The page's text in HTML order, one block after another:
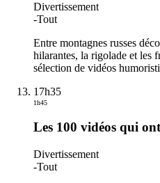
Divertissement
-Tout
Entre montagnes russes
hilarantes, la rigolade et les
sélection de vidéos
17h35
1h45
Les 100 vidéos qui
Divertissement
-Tout